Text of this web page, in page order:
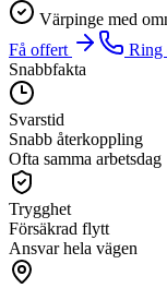
Värpinge med
Få offert
Ring
Snabbfakta
Svarstid
Snabb återkoppling
Ofta samma arbetsdag
Trygghet
Försäkrad flytt
Ansvar hela vägen